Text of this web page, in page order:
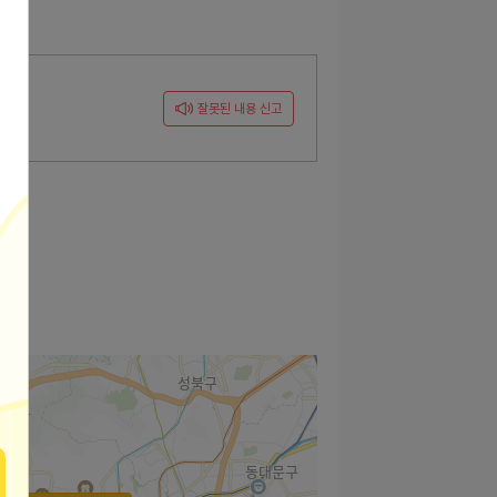
잘못된 내용 신고